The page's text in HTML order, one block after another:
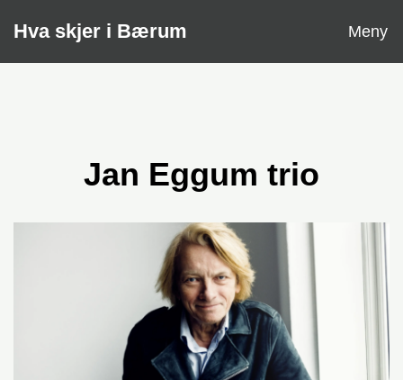
Hva skjer i Bærum Meny
Jan Eggum trio